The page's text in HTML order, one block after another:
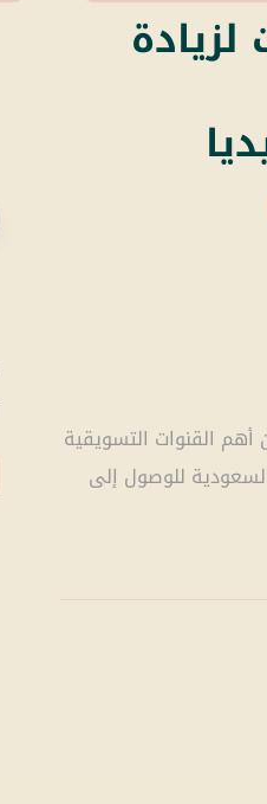
لزيادة
القنوات التسويقية
للوصول إلى